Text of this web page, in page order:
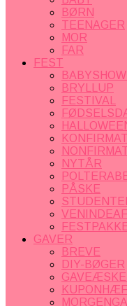
BØRN
TEENAGER
MOR
FAR
FEST
BRYLLUP
FESTIVAL
NYTÅR
PÅSKE
GAVER
BREVE
DIY-BØGER